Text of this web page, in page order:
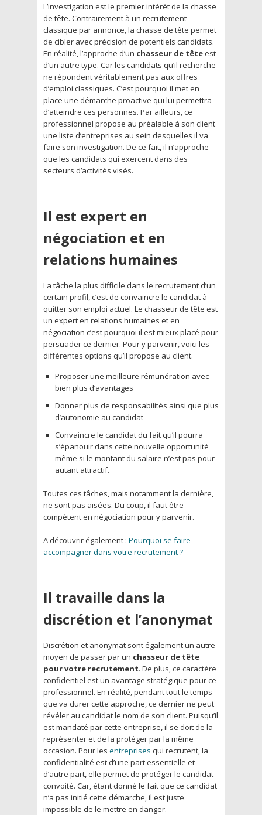
L’investigation est le premier intérêt de la chasse
de tête. Contrairement à un recrutement
classique par annonce, la chasse de tête permet
de cibler avec précision de potentiels candidats.
En réalité, l’approche d’un chasseur de têteest
d’un autre type. Car les candidats qu’il recherche
ne répondent véritablement pas aux offres
d’emploi classiques. C’est pourquoi il met en
place une démarche proactive qui lui permettra
d’atteindre ces personnes. Par ailleurs, ce
professionnel propose au préalable à son client
une liste d’entreprises au sein desquelles il va
faire son investigation. De ce fait, il n’approche
que les candidats qui exercent dans des
secteurs d’activités visés.
Il est expert en
négociation et en
relations humaines
La tâche la plus difficile dans le recrutement d’un
certain profil, c’est de convaincre le candidat à
quitter son emploi actuel. Le chasseur de tête est
un expert en relations humaines et en
négociation c’est pourquoi il est mieux placé pour
persuader ce dernier. Pour y parvenir, voici les
différentes options qu’il propose au client.
Proposer une meilleure rémunération avec
bien plus d’avantages
Donner plus de responsabilités ainsi que plus
d’autonomie au candidat
Convaincre le candidat du fait qu’il pourra
s’épanouir dans cette nouvelle opportunité
même si le montant du salaire n’est pas pour
autant attractif.
Toutes ces tâches, mais notamment la dernière,
ne sont pas aisées. Du coup, il faut être
compétent en négociation pour y parvenir.
A découvrir également : Pourquoi se faire
accompagner dans votre recrutement ?
Il travaille dans la
discrétion et l’anonymat
Discrétion et anonymat sont également un autre
moyen de passer par un chasseur de tête
pour votre recrutement. De plus, ce caractère
confidentiel est un avantage stratégique pour ce
professionnel. En réalité, pendant tout le temps
que va durer cette approche, ce dernier ne peut
révéler au candidat le nom de son client. Puisqu’il
est mandaté par cette entreprise, il se doit de la
représenter et de la protéger par la même
occasion. Pour les entreprises qui recrutent, la
confidentialité est d’une part essentielle et
d’autre part, elle permet de protéger le candidat
convoité. Car, étant donné le fait que ce candidat
n’a pas initié cette démarche, il est juste
impossible de le mettre en danger.